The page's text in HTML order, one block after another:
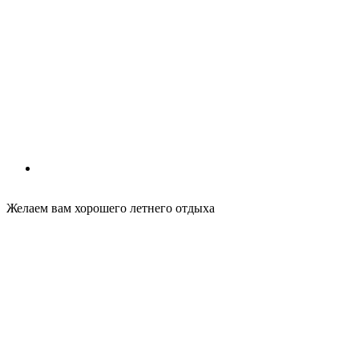
Желаем вам хорошего летнего отдыха